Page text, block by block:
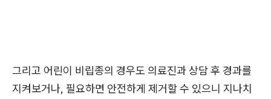
그리고 어린이 비립종의 경우도 의료진과 상담 후 경과를
지켜보거나, 필요하면 안전하게 제거할 수 있으니 지나치